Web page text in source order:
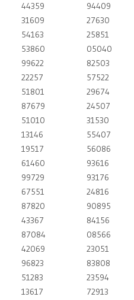
44359 94409
31609 27630
54163 25851
53860 05040
99622 82503
22257 57522
51801 29674
87679 24507
51010 31530
13146 55407
19517 56086
61460 93616
99729 93176
67551 24816
87820 90895
43367 84156
87084 08566
42069 23051
96823 83808
51283 23594
13617 72913